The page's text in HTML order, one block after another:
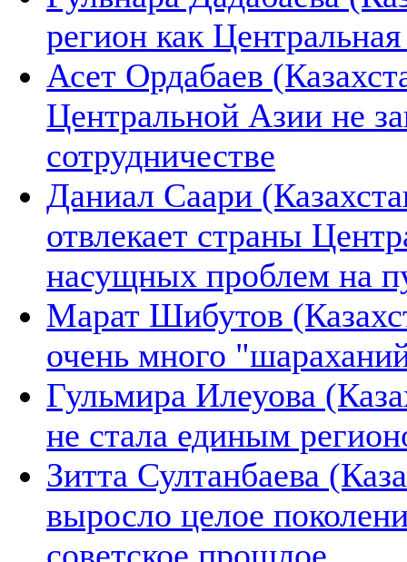
регион как
Асет Ордабаев
Центральной Азии не
сотрудничестве
Даниал Саари
отвлекает страны
насущных проблем на
Марат Шибутов
очень много
Гульмира Илеуова
не стала единым
Зитта Султанбаева
выросло целое